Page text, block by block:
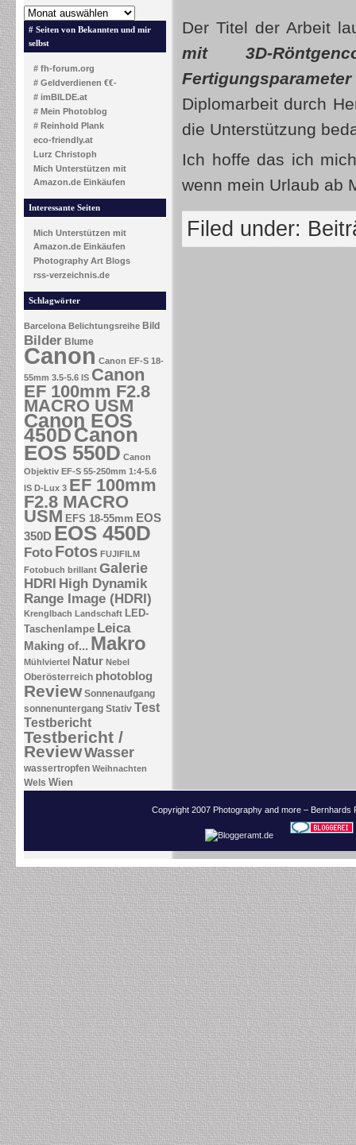
# Seiten von Bekannten und mir
selbst
# fh-forum.org
# Geldverdienen €€-
# imBILDE.at
# Mein Photoblog
# Reinhold Plank
eco-friendly.at
Lurz Christoph
Mich Unterstützen mit
Amazon.de Einkäufen
Interessante Seiten
Mich Unterstützen mit
Amazon.de Einkäufen
Photography Art Blogs
rss-verzeichnis.de
Schlagwörter
Barcelona Belichtungsreihe Bild
Bilder Blume
Canon Canon EF-S 18-
55mm 3.5-5.6 IS Canon
EF 100mm F2.8
MACRO USM
Canon EOS
450DCanon
EOS 550D Canon
Objektiv EF-S 55-250mm 1:4-5.6
IS D-Lux 3 EF 100mm
F2.8 MACRO
USM EFS 18-55mm EOS
350D EOS 450D
Foto Fotos FUJIFILM
Fotobuch brillant Galerie
HDRI High Dynamik
Range Image (HDRI)
Krenglbach Landschaft LED-
Taschenlampe Leica
Making of... Makro
Mühlviertel Natur Nebel
Oberösterreich photoblog
Review Sonnenaufgang
sonnenuntergang Stativ Test
Testbericht
Testbericht /
ReviewWasser
wassertropfen Weihnachten
Wels Wien
Der Titel der Arbeit
mit 3D-
Diplomarbeit durch
die Unterstützung
Ich hoffe das ich
wenn mein Urlaub ab
Filed under:
Copyright 2007 Photography and more –